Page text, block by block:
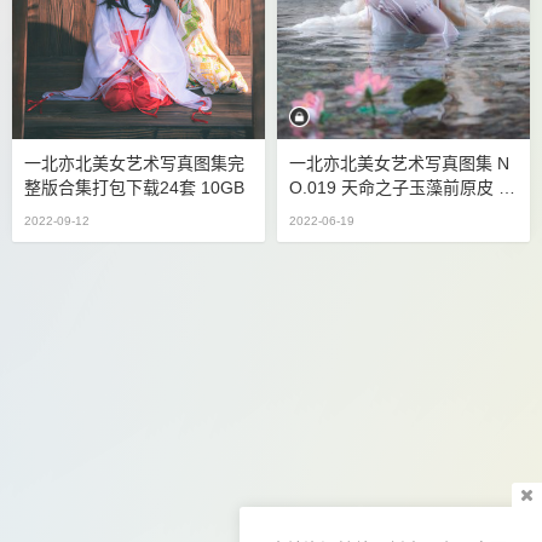
一北亦北美女艺术写真图集完
整版合集打包下载24套 10GB
2022-09-12
一北亦北美女艺术写真图集 N
O.019 天命之子玉藻前原皮 [4
2022-06-19